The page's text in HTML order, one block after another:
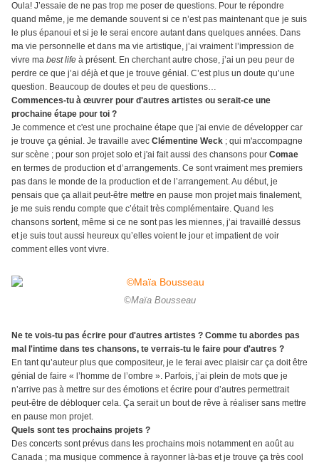
Oula! J’essaie de ne pas trop me poser de questions. Pour te répondre
quand même, je me demande souvent si ce n’est pas maintenant que je suis
le plus épanoui et si je le serai encore autant dans quelques années. Dans
ma vie personnelle et dans ma vie artistique, j’ai vraiment l’impression de
vivre ma best life à présent. En cherchant autre chose, j’ai un peu peur de
perdre ce que j’ai déjà et que je trouve génial. C’est plus un doute qu’une
question. Beaucoup de doutes et peu de questions…
Commences-tu à œuvrer pour d'autres artistes ou serait-ce une
prochaine étape pour toi ?
Je commence et c'est une prochaine étape que j'ai envie de développer car
je trouve ça génial. Je travaille avec Clémentine Weck ; qui m'accompagne
sur scène ; pour son projet solo et j'ai fait aussi des chansons pour Comae
en termes de production et d’arrangements. Ce sont vraiment mes premiers
pas dans le monde de la production et de l’arrangement. Au début, je
pensais que ça allait peut-être mettre en pause mon projet mais finalement,
je me suis rendu compte que c’était très complémentaire. Quand les
chansons sortent, même si ce ne sont pas les miennes, j’ai travaillé dessus
et je suis tout aussi heureux qu’elles voient le jour et impatient de voir
comment elles vont vivre.
©Maïa Bousseau
Ne te vois-tu pas écrire pour d'autres artistes ? Comme tu abordes pas
mal l'intime dans tes chansons, te verrais-tu le faire pour d'autres ?
En tant qu’auteur plus que compositeur, je le ferai avec plaisir car ça doit être
génial de faire « l’homme de l’ombre ». Parfois, j’ai plein de mots que je
n’arrive pas à mettre sur des émotions et écrire pour d’autres permettrait
peut-être de débloquer cela. Ça serait un bout de rêve à réaliser sans mettre
en pause mon projet.
Quels sont tes prochains projets ?
Des concerts sont prévus dans les prochains mois notamment en août au
Canada ; ma musique commence à rayonner là-bas et je trouve ça très cool